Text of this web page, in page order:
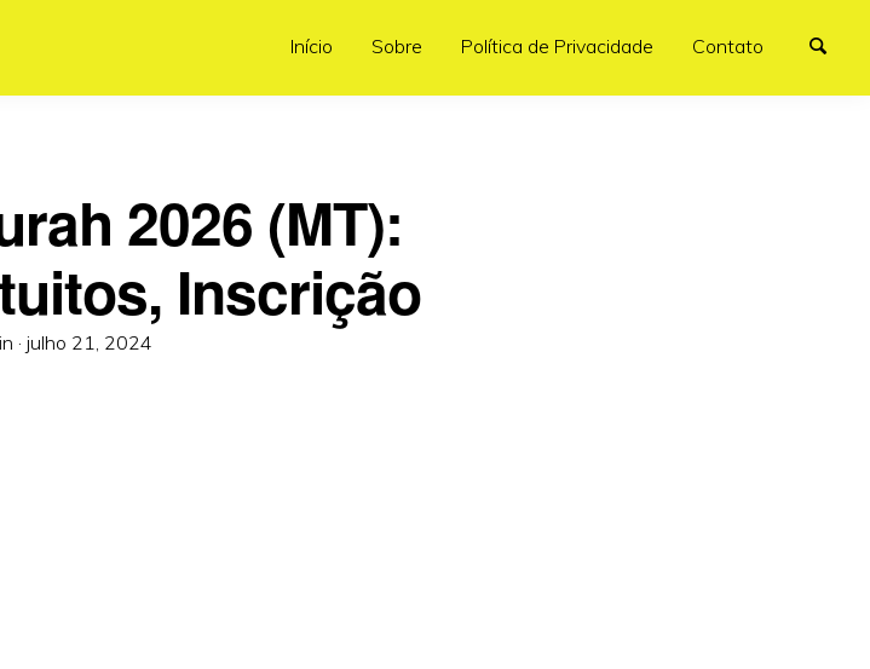
Início Sobre Política de Privacidade Contato
2026 (MT):
Inscrição
· Posted
julho 21, 2024